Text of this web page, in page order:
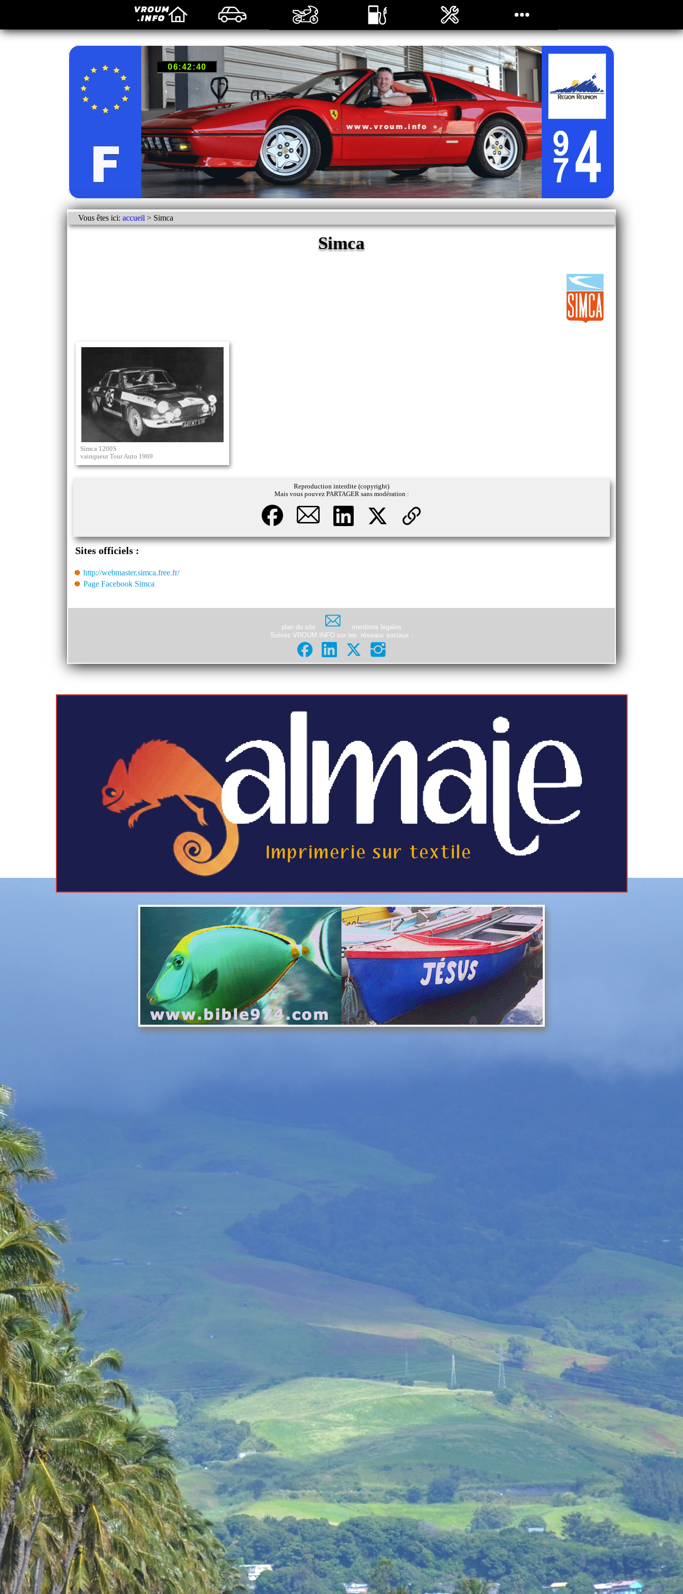
Vous êtes ici: accueil > Simca
Simca
Simca 1200S
vainqueur Tour Auto 1969
Reproduction interdite (copyright)
Mais vous pouvez PARTAGER sans modération :
Sites officiels :
http://webmaster.simca.free.fr/
Page Facebook Simca
plan du site
mentions légales
Suivez VROUM.INFO sur les
réseaux sociaux :